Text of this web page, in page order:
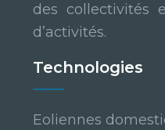
des collectivités
d’activités.
Technologies
Eoliennes